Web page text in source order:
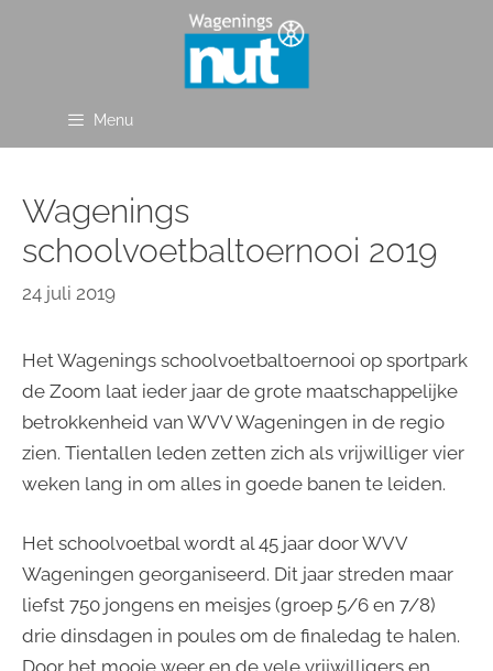
Menu
Wagenings
schoolvoetbaltoernooi 2019
24 juli 2019
Het Wagenings schoolvoetbaltoernooi op sportpark
de Zoom laat ieder jaar de grote maatschappelijke
betrokkenheid van WVV Wageningen in de regio
zien. Tientallen leden zetten zich als vrijwilliger vier
weken lang in om alles in goede banen te leiden.
Het schoolvoetbal wordt al 45 jaar door WVV
Wageningen georganiseerd. Dit jaar streden maar
liefst 750 jongens en meisjes (groep 5/6 en 7/8)
drie dinsdagen in poules om de finaledag te halen.
Door het mooie weer en de vele vrijwilligers en